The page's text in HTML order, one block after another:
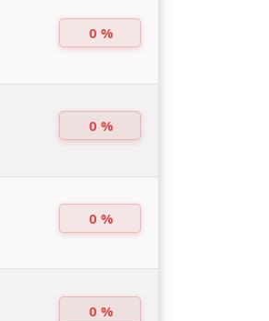
0 %
0 %
0 %
0 %